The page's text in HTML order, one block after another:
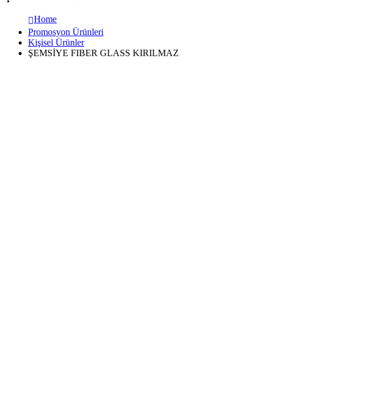
Home
Promosyon Ürünleri
Kişisel Ürünler
ŞEMSİYE FIBER GLASS KIRILMAZ